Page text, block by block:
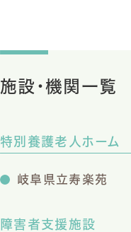
施設・機関一覧
特別養護老人ホーム
岐阜県立寿楽苑
障害者支援施設